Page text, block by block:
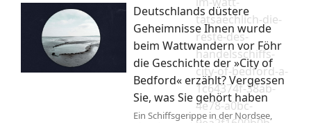
Unternehmen auch die Gelegenheit,
sich mit Expertinnen und Experten
auszutauschen. Ob gefälschte Trikots,
täuschend echt wirkende Fanartikel
oder Plagiate bekannter
Sportmarken: Großveranstaltungen,
wie die aktuelle Fußball-
Weltmeisterschaft der Herren, rufen
bei ...
Deutschlands düstere
Geheimnisse Ihnen wurde
beim Wattwandern vor Föhr
die Geschichte der »City of
Bedford« erzählt? Vergessen
Sie, was Sie gehört haben
Ein Schiffsgerippe in der Nordsee,
tatsaechlich-die-
reste-des-
handelsschiffs-
city-of-bedford-a-
1c64374f-38ab-
4e78-a0bc-